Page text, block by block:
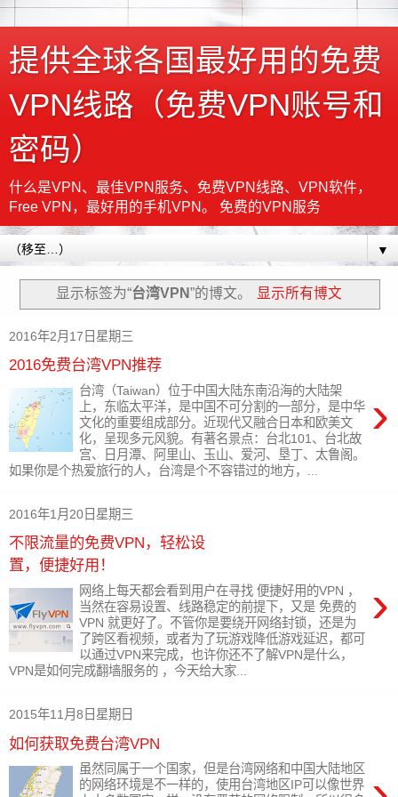
提供全球各国最好用的免费
VPN线路（免费VPN账号和
密码）
什么是VPN、最佳VPN服务、免费VPN线路、VPN软件，
Free VPN，最好用的手机VPN。 免费的VPN服务
▼
显示标签为“台湾VPN”的博文。 显示所有博文
2016年2月17日星期三
2016免费台湾VPN推荐
›
台湾（Taiwan）位于中国大陆东南沿海的大陆架
上，东临太平洋，是中国不可分割的一部分，是中华
文化的重要组成部分。近现代又融合日本和欧美文
化，呈现多元风貌。有著名景点：台北101、台北故
宫、日月潭、阿里山、玉山、爱河、垦丁、太鲁阁。
如果你是个热爱旅行的人，台湾是个不容错过的地方，...
2016年1月20日星期三
不限流量的免费VPN，轻松设
置，便捷好用！
›
网络上每天都会看到用户在寻找 便捷好用的VPN ，
当然在容易设置、线路稳定的前提下，又是 免费的
VPN 就更好了。不管你是要绕开网络封锁，还是为
了跨区看视频，或者为了玩游戏降低游戏延迟，都可
以通过VPN来完成，也许你还不了解VPN是什么，
VPN是如何完成翻墙服务的 ，今天给大家...
2015年11月8日星期日
如何获取免费台湾VPN
虽然同属于一个国家，但是台湾网络和中国大陆地区
的网络环境是不一样的，使用台湾地区IP可以像世界